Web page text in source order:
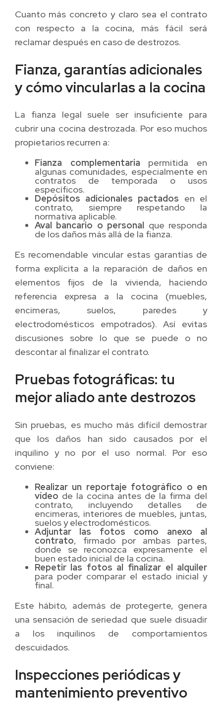
Cuanto más concreto y claro sea el contrato
con respecto a la cocina, más fácil será
reclamar después en caso de destrozos.
Fianza, garantías adicionales
y cómo vincularlas a la cocina
La fianza legal suele ser insuficiente para
cubrir una cocina destrozada. Por eso muchos
propietarios recurren a:
Fianza complementaria permitida en
algunas comunidades, especialmente en
contratos de temporada o usos
específicos.
Depósitos adicionales pactados en el
contrato, siempre respetando la
normativa aplicable.
Aval bancario o personal que responda
de los daños más allá de la fianza.
Es recomendable vincular estas garantías de
forma explícita a la reparación de daños en
elementos fijos de la vivienda, haciendo
referencia expresa a la cocina (muebles,
encimeras, suelos, paredes y
electrodomésticos empotrados). Así evitas
discusiones sobre lo que se puede o no
descontar al finalizar el contrato.
Pruebas fotográficas: tu
mejor aliado ante destrozos
Sin pruebas, es mucho más difícil demostrar
que los daños han sido causados por el
inquilino y no por el uso normal. Por eso
conviene:
Realizar un reportaje fotográfico o en
vídeo de la cocina antes de la firma del
contrato, incluyendo detalles de
encimeras, interiores de muebles, juntas,
suelos y electrodomésticos.
Adjuntar las fotos como anexo al
contrato, firmado por ambas partes,
donde se reconozca expresamente el
buen estado inicial de la cocina.
Repetir las fotos al finalizar el alquiler
para poder comparar el estado inicial y
final.
Este hábito, además de protegerte, genera
una sensación de seriedad que suele disuadir
a los inquilinos de comportamientos
descuidados.
Inspecciones periódicas y
mantenimiento preventivo